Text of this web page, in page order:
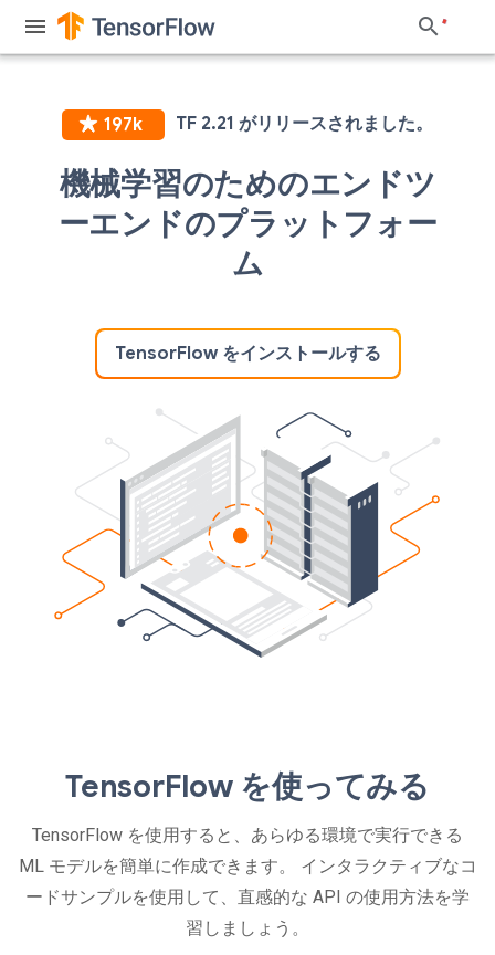
機械学習のためのエンドツ
ーエンドのプラットフォー
ム
TensorFlow をインストールする
TensorFlow を使ってみる
TensorFlow を使用すると、あらゆる環境で実行できる
ML モデルを簡単に作成できます。 インタラクティブなコ
ードサンプルを使用して、直感的な API の使用方法を学
習しましょう。